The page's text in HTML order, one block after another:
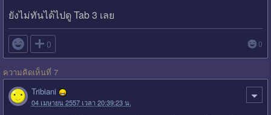
ยังไม่ทันได้ไปดู Tab 3 เลย
 0 0
ความคิดเห็นที่ 7
Tribiani
04 เมษายน 2557 เวลา 20:39:23 น.